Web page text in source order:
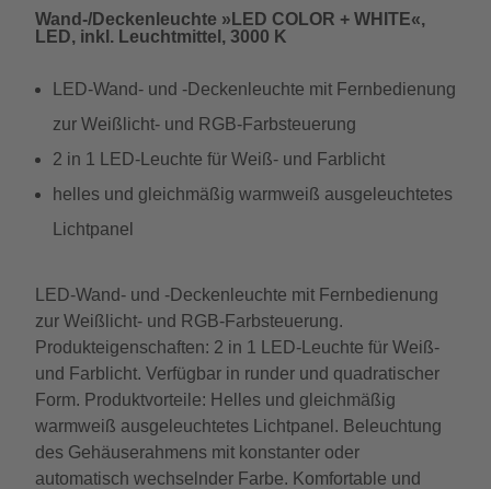
Wand-/Deckenleuchte »LED COLOR + WHITE«,
LED, inkl. Leuchtmittel, 3000 K
LED-Wand- und -Deckenleuchte mit Fernbedienung
zur Weißlicht- und RGB-Farbsteuerung
2 in 1 LED-Leuchte für Weiß- und Farblicht
helles und gleichmäßig warmweiß ausgeleuchtetes
Lichtpanel
LED-Wand- und -Deckenleuchte mit Fernbedienung
zur Weißlicht- und RGB-Farbsteuerung.
Produkteigenschaften: 2 in 1 LED-Leuchte für Weiß-
und Farblicht. Verfügbar in runder und quadratischer
Form. Produktvorteile: Helles und gleichmäßig
warmweiß ausgeleuchtetes Lichtpanel. Beleuchtung
des Gehäuserahmens mit konstanter oder
automatisch wechselnder Farbe. Komfortable und